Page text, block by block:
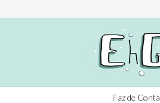
Faz de Conta